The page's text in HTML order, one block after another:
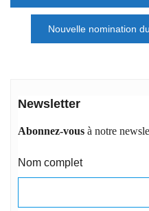
l’articleNouvelle nomination
Newsletter
Abonnez-vous à notre
Nom complet